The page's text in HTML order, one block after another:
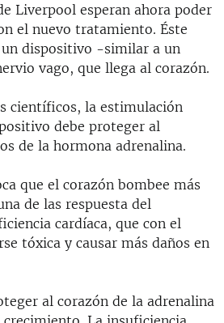
Liverpool esperan ahora poder
el nuevo tratamiento. Éste
dispositivo -similar a un
vago, que llega al corazón.
científicos, la estimulación
debe proteger al
de la hormona adrenalina.
que el corazón bombee más
de las respuesta del
cardíaca, que con el
tóxica y causar más daños en
al corazón de la adrenalina